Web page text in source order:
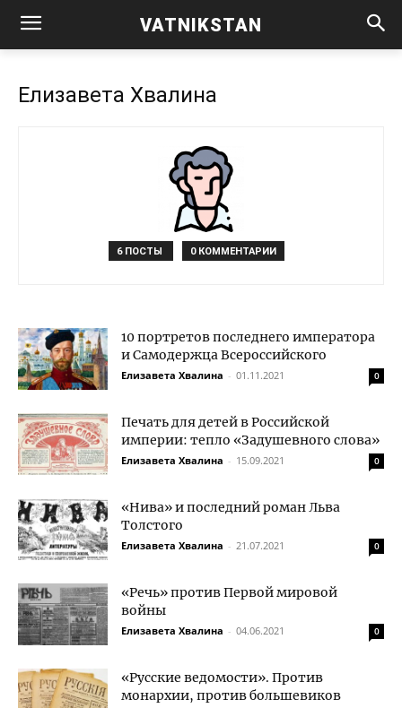
VATNIKSTAN
Елизавета Хвалина
6 ПОСТЫ 0 КОММЕНТАРИИ
10 портретов последнего императора
и Самодержца Всероссийского
Елизавета Хвалина - 01.11.2021 0
Печать для детей в Российской
империи: тепло «Задушевного слова»
Елизавета Хвалина - 15.09.2021 0
«Нива» и последний роман Льва
Толстого
Елизавета Хвалина - 21.07.2021 0
«Речь» против Первой мировой
войны
Елизавета Хвалина - 04.06.2021 0
«Русские ведомости». Против
монархии, против большевиков